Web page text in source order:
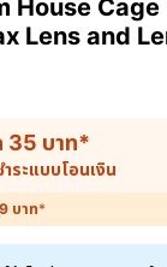
House
Lens and
35 บาท*
ระแบบโอนเงิน
บาท*